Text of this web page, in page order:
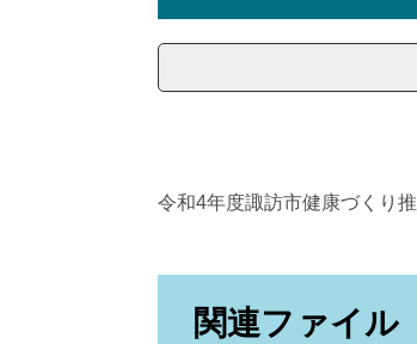
令和4年度諏訪市健康づくり
関連ファイル